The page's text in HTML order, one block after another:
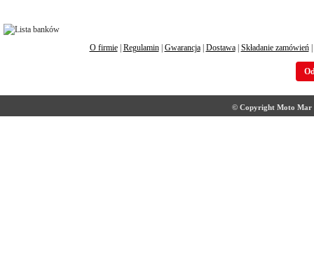
O firmie| Regulamin| Gwarancja| Dostawa| Składanie zamówień|
© Copyright Moto Mar